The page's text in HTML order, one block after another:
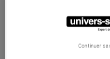
Continuer